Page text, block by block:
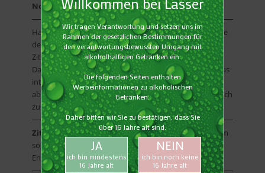
Noch mehr Geschmack – noch mehr Frische!
Hat ein ausgewogenes Süße-Säure-Verhältnis. Die Säure
der Libella Zitronenlimonade wird durch ein Salz der
Zitronensäure (Natriumcitrat) etwas angehoben.
Dadurch wird der saure Geschmack der Limonade etwas
intensiviert, gleichzeitig aber durch den Zucker
abgerundet. Das zugesetzte Natriumcitrat trägt erheblich
zur Stabilität der Zitronenlimonade bei.
Zitronensäurekommt in der Natur sehr häufig vor. Im
sogenannten „Zitronensäurezyklus” spielt sie beim
Energieabbau im Körper eine wichtige Rolle.